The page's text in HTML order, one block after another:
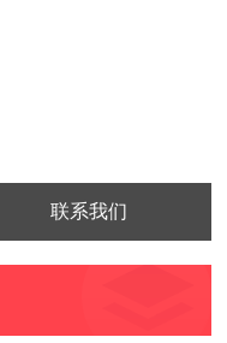
联系我们